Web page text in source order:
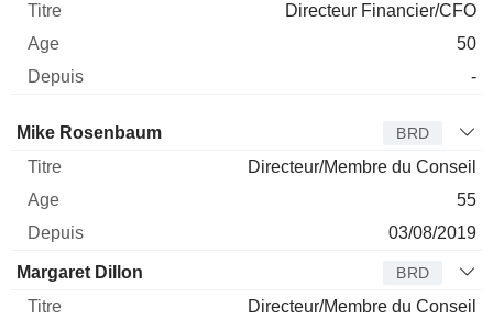
Directeur Financier/CFO
50
-
Administrateur Titre
Mike Rosenbaum BRD
Directeur/Membre du Conseil
55
03/08/2019
Margaret Dillon BRD
Directeur/Membre du Conseil